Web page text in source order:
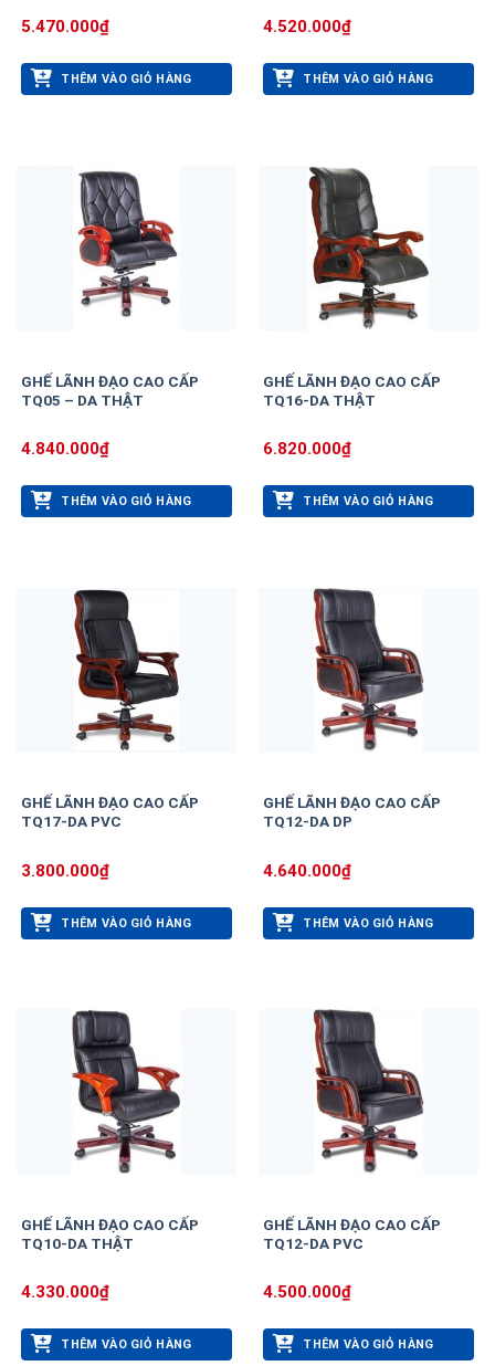
5.470.000₫
THÊM VÀO GIỎ HÀNG
4.520.000₫
THÊM VÀO GIỎ HÀNG
GHẾ LÃNH ĐẠO CAO CẤP
TQ05 – DA THẬT
4.840.000₫
THÊM VÀO GIỎ HÀNG
GHẾ LÃNH ĐẠO CAO CẤP
TQ16-DA THẬT
6.820.000₫
THÊM VÀO GIỎ HÀNG
GHẾ LÃNH ĐẠO CAO CẤP
TQ17-DA PVC
3.800.000₫
THÊM VÀO GIỎ HÀNG
GHẾ LÃNH ĐẠO CAO CẤP
TQ12-DA DP
4.640.000₫
THÊM VÀO GIỎ HÀNG
GHẾ LÃNH ĐẠO CAO CẤP
TQ10-DA THẬT
4.330.000₫
THÊM VÀO GIỎ HÀNG
GHẾ LÃNH ĐẠO CAO CẤP
TQ12-DA PVC
4.500.000₫
THÊM VÀO GIỎ HÀNG